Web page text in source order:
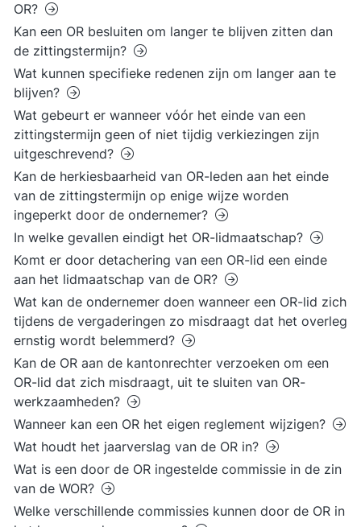
OR?
Kan een OR besluiten om langer te blijven zitten dan
de zittingstermijn?
Wat kunnen specifieke redenen zijn om langer aan te
blijven?
Wat gebeurt er wanneer vóór het einde van een
zittingstermijn geen of niet tijdig verkiezingen zijn
uitgeschrevend?
Kan de herkiesbaarheid van OR-leden aan het einde
van de zittingstermijn op enige wijze worden
ingeperkt door de ondernemer?
In welke gevallen eindigt het OR-lidmaatschap?
Komt er door detachering van een OR-lid een einde
aan het lidmaatschap van de OR?
Wat kan de ondernemer doen wanneer een OR-lid zich
tijdens de vergaderingen zo misdraagt dat het overleg
ernstig wordt belemmerd?
Kan de OR aan de kantonrechter verzoeken om een
OR-lid dat zich misdraagt, uit te sluiten van OR-
werkzaamheden?
Wanneer kan een OR het eigen reglement wijzigen?
Wat houdt het jaarverslag van de OR in?
Wat is een door de OR ingestelde commissie in de zin
van de WOR?
Welke verschillende commissies kunnen door de OR in